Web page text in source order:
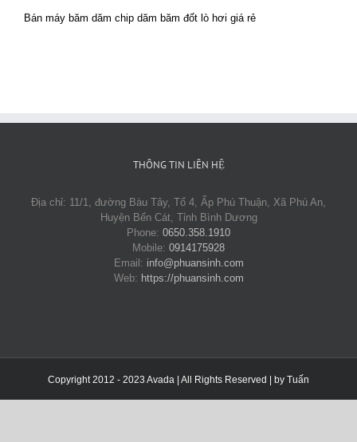
Bán máy băm dăm chip dăm băm đốt lò hơi giá rẻ
THÔNG TIN LIÊN HỆ
Địa chỉ: 11/1, đường Bàu Tây, Tổ 4, Ấp Phú Thuận, Xã Phú An,
Huyện Bến Cát, Tỉnh Bình Dương
Phone: 0650.358.1910
Mobile: 0914175928
Email: info@phuansinh.com
Web: https://phuansinh.com
Copyright 2012 - 2023 Avada | All Rights Reserved | by Tuấn